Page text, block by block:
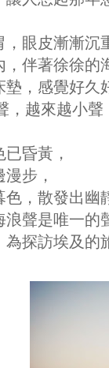
眼皮漸漸沉
伴著徐徐的
墊，感覺好久
，越來越小
昏黃，
步，
，散發出幽
聲是唯一的
為探訪埃及的